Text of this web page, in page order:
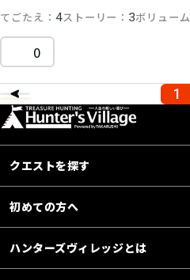
てごたえ 4ストーリー 3ボリューム
0
1
クエストを探す
初めての方へ
ハンターズヴィレッジとは